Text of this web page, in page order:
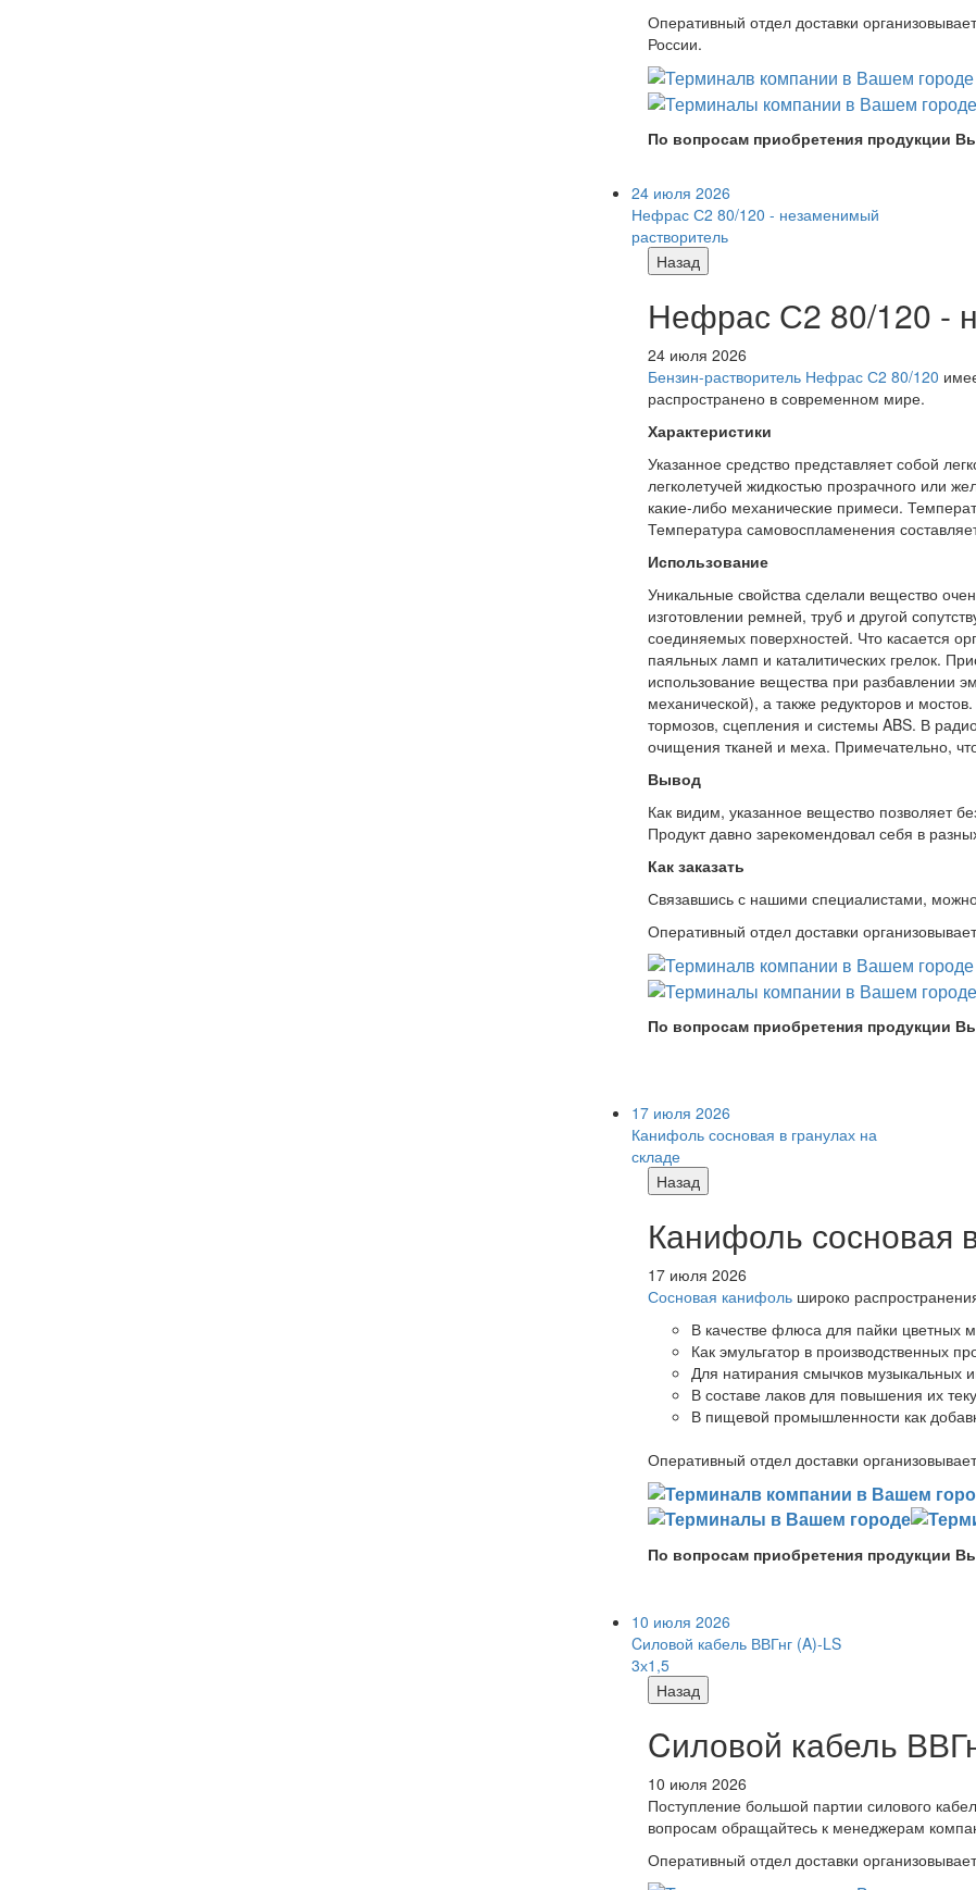
Оперативный отдел доставки
России.
По вопросам приобретения продукции
24 июля 2026
Нефрас С2 80/120 - незаменимый
растворитель
Назад
Нефрас С2 80/120 -
24 июля 2026
Бензин-растворитель Нефрас С2 80/120
распространено в современном мире.
Характеристики
Указанное средство представляет собой
легколетучей жидкостью прозрачного или
какие-либо механические примеси.
Температура самовоспламенения
Использование
Уникальные свойства сделали вещество
изготовлении ремней, труб и другой
соединяемых поверхностей. Что касается
паяльных ламп и каталитических грелок.
использование вещества при разбавлении
механической), а также редукторов и
тормозов, сцепления и системы ABS. В
очищения тканей и меха. Примечательно,
Вывод
Как видим, указанное вещество позволяет
Продукт давно зарекомендовал себя в
Как заказать
Связавшись с нашими специалистами,
Оперативный отдел доставки
По вопросам приобретения продукции
17 июля 2026
Канифоль сосновая в гранулах на
складе
Назад
Канифоль сосновая
17 июля 2026
Сосновая канифоль широко
В качестве флюса для пайки цветных
Как эмульгатор в производственных
Для натирания смычков музыкальных
В составе лаков для повышения их
В пищевой промышленности как
Оперативный отдел доставки
По вопросам приобретения продукции
10 июля 2026
Cиловой кабель ВВГнг (A)-LS
3х1,5
Назад
Cиловой кабель
10 июля 2026
Поступление большой партии силового
вопросам обращайтесь к менеджерам
Оперативный отдел доставки